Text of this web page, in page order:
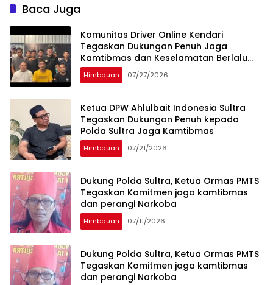
Baca Juga
Komunitas Driver Online Kendari
Tegaskan Dukungan Penuh Jaga
Kamtibmas dan Keselamatan Berlalu
Lintas
Himbauan 07/27/2026
Ketua DPW Ahlulbait Indonesia Sultra
Tegaskan Dukungan Penuh kepada
Polda Sultra Jaga Kamtibmas
Himbauan 07/21/2026
Dukung Polda Sultra, Ketua Ormas PMTS
Tegaskan Komitmen jaga kamtibmas
dan perangi Narkoba
Himbauan 07/11/2026
Dukung Polda Sultra, Ketua Ormas PMTS
Tegaskan Komitmen jaga kamtibmas
dan perangi Narkoba